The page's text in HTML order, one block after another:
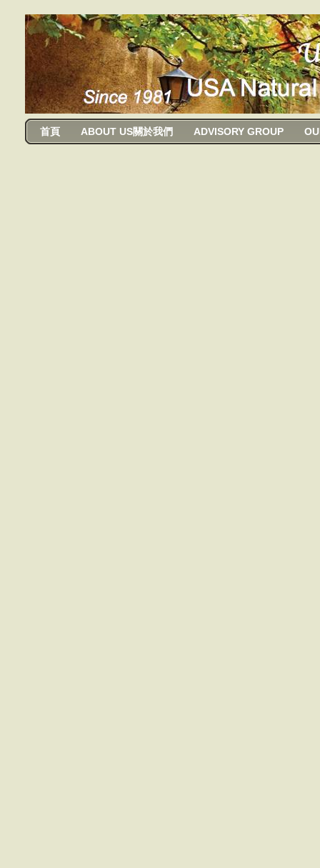
usanma
首頁 ABOUT US關於我們 ADVISORY GROUP